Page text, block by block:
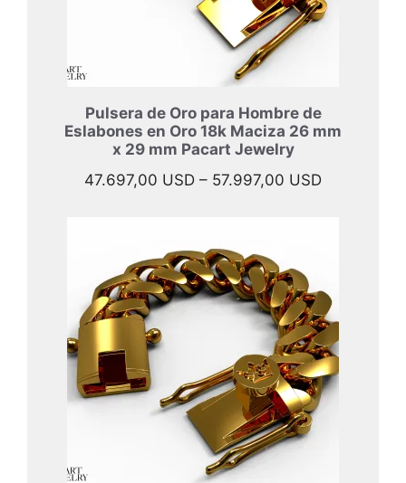
Pulsera de Oro para Hombre de
Eslabones en Oro 18k Maciza 26 mm
x 29 mm Pacart Jewelry
47.697,00 USD – 57.997,00 USDRango
hasta
57.997,00